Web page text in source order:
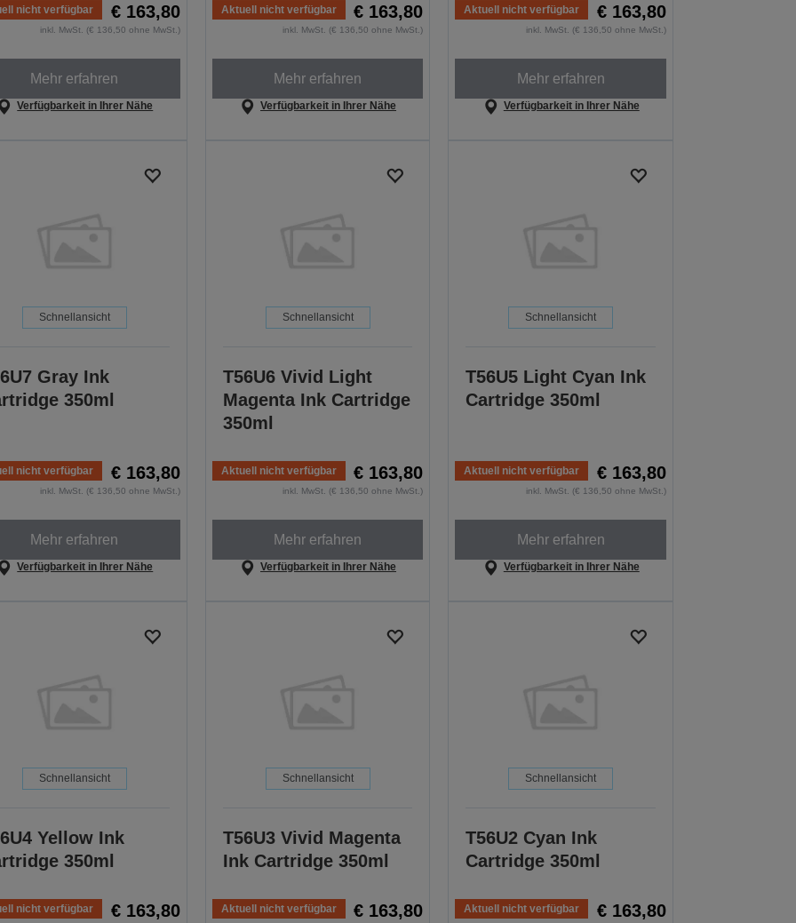
nicht verfügbar € 163,80
inkl. MwSt. (€ 136,50 ohne MwSt.)
Mehr erfahren
Verfügbarkeit in Ihrer Nähe
Aktuell nicht verfügbar € 163,80
inkl. MwSt. (€ 136,50 ohne MwSt.)
Mehr erfahren
Verfügbarkeit in Ihrer Nähe
Aktuell nicht verfügbar € 163,80
inkl. MwSt. (€ 136,50 ohne MwSt.)
Mehr erfahren
Verfügbarkeit in Ihrer Nähe
Schnellansicht
Gray Ink
350ml
nicht verfügbar € 163,80
inkl. MwSt. (€ 136,50 ohne MwSt.)
Mehr erfahren
Verfügbarkeit in Ihrer Nähe
Schnellansicht
T56U6 Vivid Light
Magenta Ink Cartridge
350ml
Aktuell nicht verfügbar € 163,80
inkl. MwSt. (€ 136,50 ohne MwSt.)
Mehr erfahren
Verfügbarkeit in Ihrer Nähe
Schnellansicht
T56U5 Light Cyan Ink
Cartridge 350ml
Aktuell nicht verfügbar € 163,80
inkl. MwSt. (€ 136,50 ohne MwSt.)
Mehr erfahren
Verfügbarkeit in Ihrer Nähe
Schnellansicht
Yellow Ink
350ml
nicht verfügbar € 163,80
Schnellansicht
T56U3 Vivid Magenta
Ink Cartridge 350ml
Aktuell nicht verfügbar € 163,80
Schnellansicht
T56U2 Cyan Ink
Cartridge 350ml
Aktuell nicht verfügbar € 163,80